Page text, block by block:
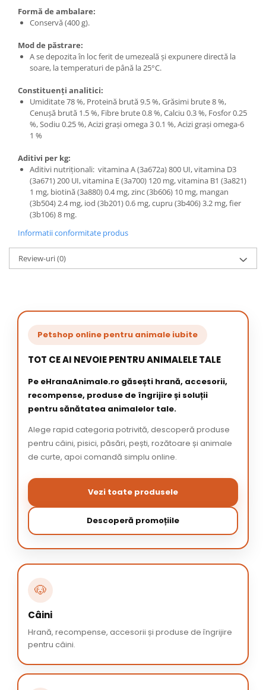
Formă de ambalare:
Conservă (400 g).
Mod de păstrare:
A se depozita în loc ferit de umezeală și expunere directă la
soare, la temperaturi de până la 25°C.
Constituenți analitici:
Umiditate 78 %, Proteină brută 9.5 %, Grăsimi brute 8 %,
Cenușă brută 1.5 %, Fibre brute 0.8 %, Calciu 0.3 %, Fosfor 0.25
%, Sodiu 0.25 %, Acizi grași omega 3 0.1 %, Acizi grași omega-6
1 %
Aditivi per kg:
Aditivi nutriţionali: vitamina A (3a672a) 800 UI, vitamina D3
(3a671) 200 UI, vitamina E (3a700) 120 mg, vitamina B1 (3a821)
1 mg, biotină (3a880) 0.4 mg, zinc (3b606) 10 mg, mangan
(3b504) 2.4 mg, iod (3b201) 0.6 mg, cupru (3b406) 3.2 mg, fier
(3b106) 8 mg.
Informatii conformitate produs
Review-uri(0)
Petshop online pentru animale iubite
TOT CE AI NEVOIE PENTRU ANIMALELE TALE
Pe eHranaAnimale.ro găsești hrană, accesorii,
recompense, produse de îngrijire și soluții
pentru sănătatea animalelor tale.
Alege rapid categoria potrivită, descoperă produse
pentru câini, pisici, păsări, pești, rozătoare și animale
de curte, apoi comandă simplu online.
Vezi toate produsele
Descoperă promoțiile
🐶
Câini
Hrană, recompense, accesorii și produse de îngrijire
pentru câini.